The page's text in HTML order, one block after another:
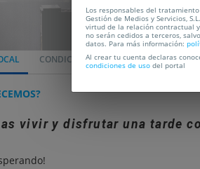
CONDICIONES LOCALIZACIÓN
vivir y disfrutar una tarde
Los responsables del tratamiento
Gestión de Medios y Servicios,
virtud de la relación contractual
no serán cedidos a terceros,
datos. Para más información:
Al crear tu cuenta declaras
condiciones de uso del portal